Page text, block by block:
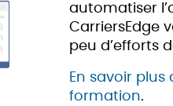
automatiser
CarriersEdge
peu d’efforts
En savoir
formation.